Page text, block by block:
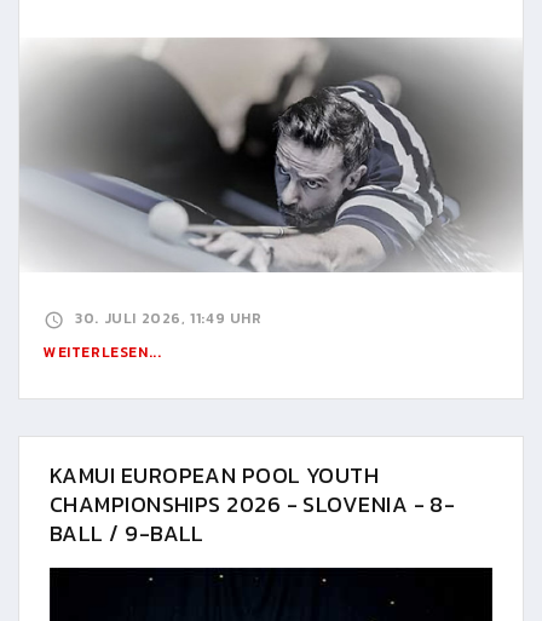
30. JULI 2026, 11:49 UHR
WEITERLESEN...
KAMUI EUROPEAN POOL YOUTH
CHAMPIONSHIPS 2026 - SLOVENIA - 8-
BALL / 9-BALL